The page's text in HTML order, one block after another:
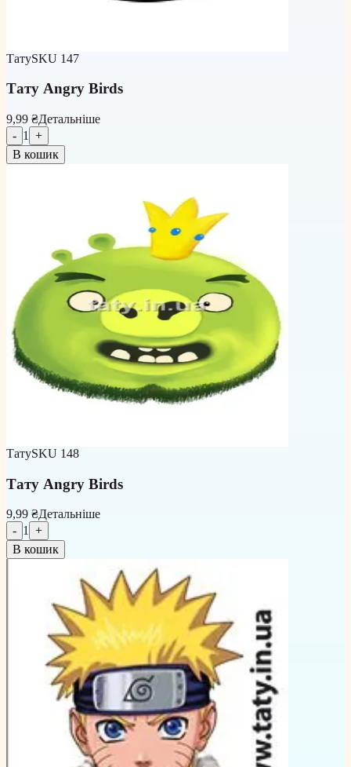
ТатуSKU 147
Тату Angry Birds
9,99 ₴Детальніше
- 1
+
В кошик
ТатуSKU 148
Тату Angry Birds
9,99 ₴Детальніше
- 1
+
В кошик